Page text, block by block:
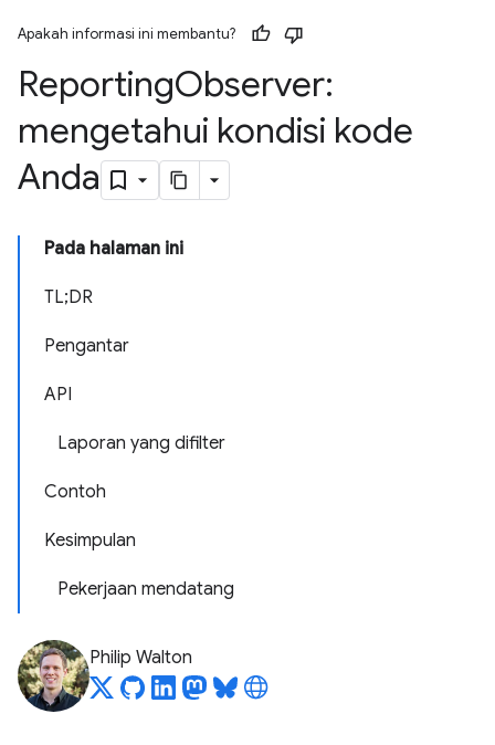
Apakah informasi ini membantu?
ReportingObserver:
mengetahui kondisi kode
Anda
Pada halaman ini
TL;DR
Pengantar
API
Laporan yang difilter
Contoh
Kesimpulan
Pekerjaan mendatang
Philip Walton